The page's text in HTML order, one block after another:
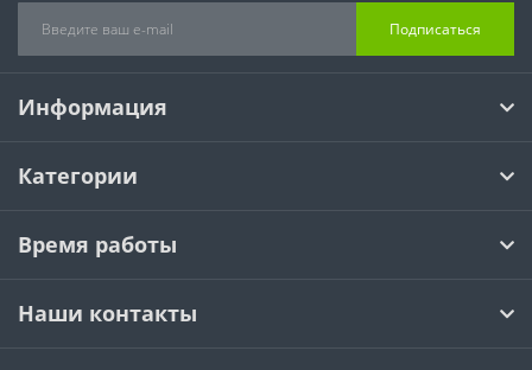
Подписаться
Информация
Категории
Время работы
Наши контакты